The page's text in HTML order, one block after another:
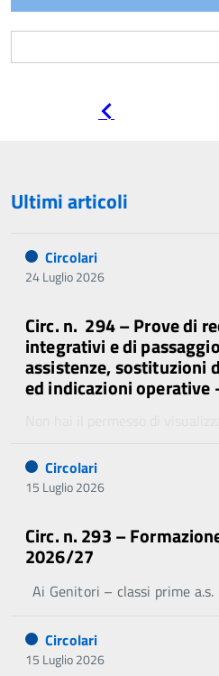
Ultimi articoli
Circolari
24 Luglio 2026
Circ. n. 294 – Prove di
integrativi e di
assistenze, sostituzioni
ed indicazioni operative
Circolari
15 Luglio 2026
Circ. n. 293 –
2026/27
Ai Genitori – classi prime a.s.
Circolari
15 Luglio 2026